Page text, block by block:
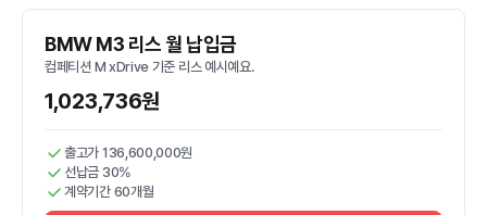
BMW M3 리스 월 납입금
컴페티션 M xDrive 기준 리스 예시예요.
1,023,736원
출고가 136,600,000원
선납금 30%
계약기간 60개월